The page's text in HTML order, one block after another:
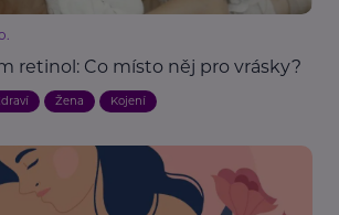
retinol: Co místo něj pro vrásky?
Žena Kojení